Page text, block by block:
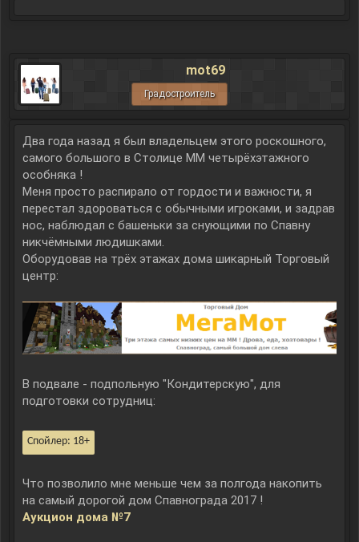
mot69
Градостроитель
Два года назад я был владельцем этого роскошного,
самого большого в Столице ММ четырёхэтажного
особняка !
Меня просто распирало от гордости и важности, я
перестал здороваться с обычными игроками, и задрав
нос, наблюдал с башеньки за снующими по Спавну
никчёмными людишками.
Оборудовав на трёх этажах дома шикарный Торговый
центр:
В подвале - подпольную "Кондитерскую", для
подготовки сотрудниц:
Спойлер: 18+
Что позволило мне меньше чем за полгода накопить
на самый дорогой дом Спавнограда 2017 !
Аукцион дома №7